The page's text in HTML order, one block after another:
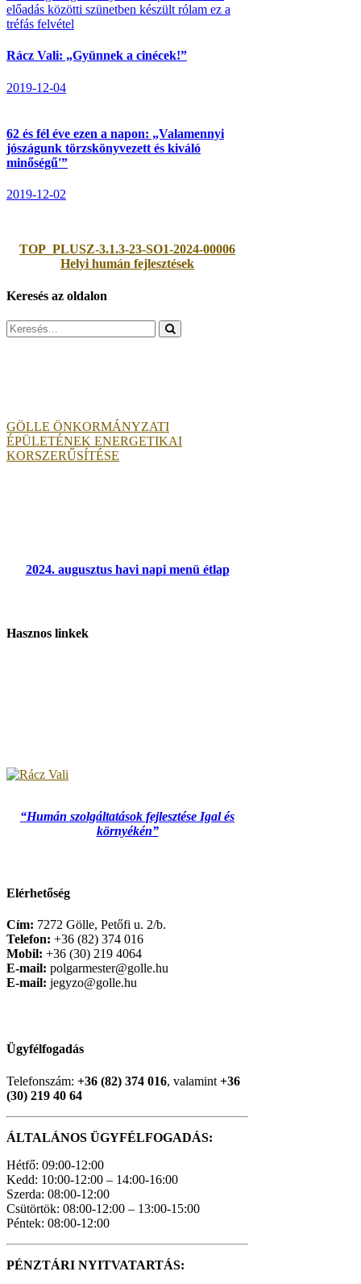
Rácz Vali: „Gyünnek a cinécek!”
2019-12-04
62 és fél éve ezen a napon: „Valamennyi
jószágunk törzskönyvezett és kiváló
minőségű'”
2019-12-02
TOP_PLUSZ-3.1.3-23-SO1-2024-00006
Helyi humán fejlesztések
Keresés az oldalon
Search
for:
GÖLLE ÖNKORMÁNYZATI
ÉPÜLETÉNEK ENERGETIKAI
KORSZERŰSÍTÉSE
2024. augusztus havi napi menü étlap
Hasznos linkek
“Humán szolgáltatások fejlesztése Igal és
környékén”
Elérhetőség
Cím: 7272 Gölle, Petőfi u. 2/b.
Telefon: +36 (82) 374 016
Mobil: +36 (30) 219 4064
E-mail: polgarmester@golle.hu
E-mail: jegyzo@golle.hu
Ügyfélfogadás
Telefonszám: +36 (82) 374 016, valamint +36
(30) 219 40 64
ÁLTALÁNOS ÜGYFÉLFOGADÁS:
Hétfő: 09:00-12:00
Kedd: 10:00-12:00 – 14:00-16:00
Szerda: 08:00-12:00
Csütörtök: 08:00-12:00 – 13:00-15:00
Péntek: 08:00-12:00
PÉNZTÁRI NYITVATARTÁS: